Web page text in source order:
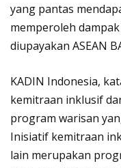
yang pantas
memperoleh
diupayakan ASEAN
KADIN Indonesia,
kemitraan inklusif
program warisan
Inisiatif kemitraan
lain merupakan